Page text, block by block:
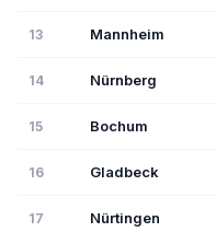
13 Mannheim
14 Nürnberg
15 Bochum
16 Gladbeck
17 Nürtingen